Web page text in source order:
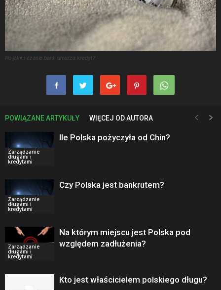
Po jakim czasie bank umarza kredyt?
POWIĄZANE ARTYKUŁY WIĘCEJ OD AUTORA
Zarządzanie
długami i
kredytami
Ile Polska pożyczyła od Chin?
Zarządzanie
długami i
kredytami
Czy Polska jest bankrutem?
Zarządzanie
długami i
kredytami
Na którym miejscu jest Polska pod
względem zadłużenia?
Kto jest właścicielem polskiego długu?